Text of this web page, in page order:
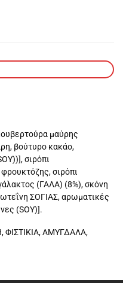
μαύρης
βούτυρο κακάο,
σιρόπι
σιρόπι
(ΓΑΛΑ) (8%), σκόνη
ΣΟΓΙΑΣ, αρωματικές
(SOY)].
ΦΙΣΤΙΚΙΑ, ΑΜΥΓΔΑΛΑ,